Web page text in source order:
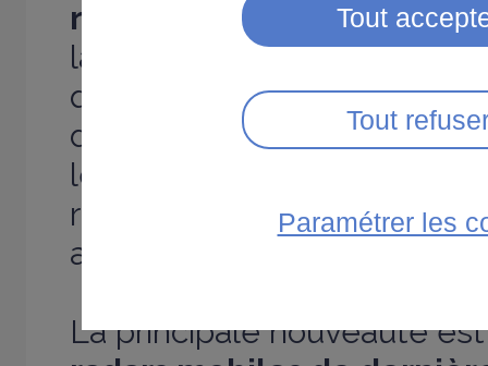
radars tronçons
qui
la vitesse moyenne des
que
90 radars
distinguer les poids lourds
légers vont être ainsi
radars aux passages à
avant la fin de l'année.
La principale nouveauté
Tout
Tout
Paramétrer les